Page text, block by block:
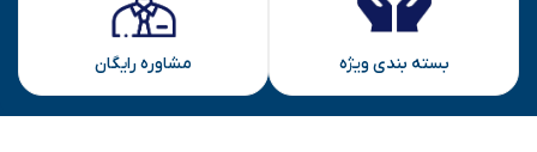
بسته بندی ویژه مشاوره رایگان